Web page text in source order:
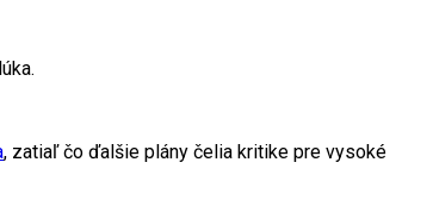
, zatiaľ čo ďalšie plány čelia kritike pre vysoké